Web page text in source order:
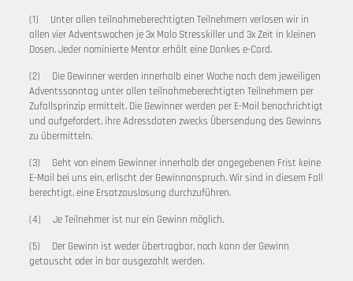
(1) Unter allen teilnahmeberechtigten Teilnehmern verlosen wir in
allen vier Adventswochen je 3x Malo Stresskiller und 3x Zeit in kleinen
Dosen. Jeder nominierte Mentor erhält eine Dankes e-Card.
(2) Die Gewinner werden innerhalb einer Woche nach dem jeweiligen
Adventssonntag unter allen teilnahmeberechtigten Teilnehmern per
Zufallsprinzip ermittelt. Die Gewinner werden per E-Mail benachrichtigt
und aufgefordert, ihre Adressdaten zwecks Übersendung des Gewinns
zu übermitteln.
(3) Geht von einem Gewinner innerhalb der angegebenen Frist keine
E-Mail bei uns ein, erlischt der Gewinnanspruch. Wir sind in diesem Fall
berechtigt, eine Ersatzauslosung durchzuführen.
(4) Je Teilnehmer ist nur ein Gewinn möglich.
(5) Der Gewinn ist weder übertragbar, noch kann der Gewinn
getauscht oder in bar ausgezahlt werden.